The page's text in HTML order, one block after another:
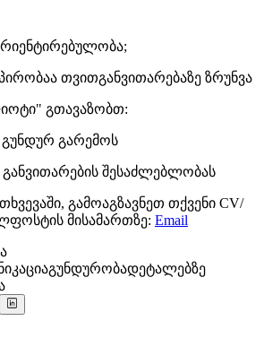
თვითგანვითარებაზე ზრუნვა
გთავაზობთ:
გარემოს
შესაძლებლობას
გამოაგზავნეთ თქვენი CV/
მისამართზე: Email
გუნდურობადეტალებზე